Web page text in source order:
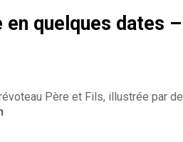
quelques dates
Père et Fils, illustrée par